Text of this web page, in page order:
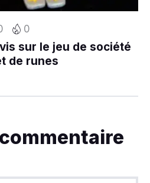
0
sur le jeu de société
de runes